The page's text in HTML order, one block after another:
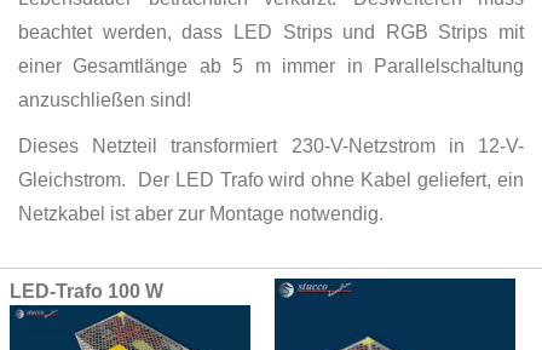
beachtet werden, dass LED Strips und RGB Strips mit
einer Gesamtlänge ab 5 m immer in Parallelschaltung
anzuschließen sind!
Dieses Netzteil transformiert 230-V-Netzstrom in 12-V-
Gleichstrom. Der LED Trafo wird ohne Kabel geliefert, ein
Netzkabel ist aber zur Montage notwendig.
Grouped
product
LED-Trafo 100 W